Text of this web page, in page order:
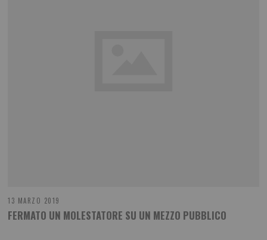
13 MARZO 2019
FERMATO UN MOLESTATORE SU UN MEZZO PUBBLICO